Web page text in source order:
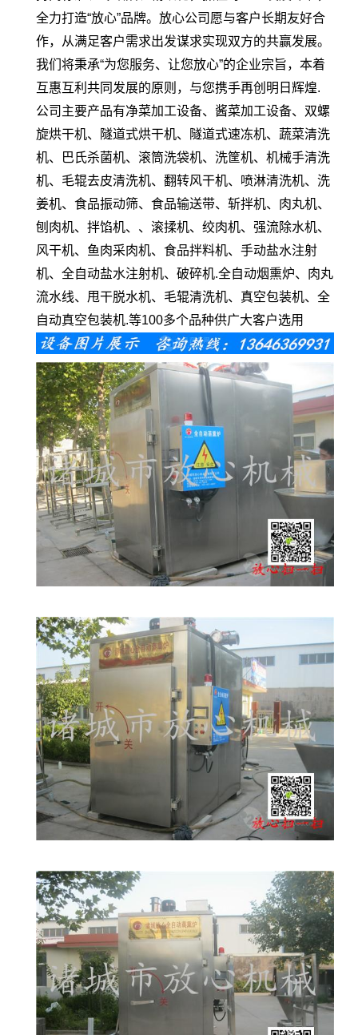
全力打造“放心”品牌。放心公司愿与客户长期友好合
作，从满足客户需求出发谋求实现双方的共赢发展。
我们将秉承“为您服务、让您放心”的企业宗旨，本着
互惠互利共同发展的原则，与您携手再创明日辉煌.
公司主要产品有净菜加工设备、酱菜加工设备、双螺
旋烘干机、隧道式烘干机、隧道式速冻机、蔬菜清洗
机、巴氏杀菌机、滚筒洗袋机、洗筐机、机械手清洗
机、毛辊去皮清洗机、翻转风干机、喷淋清洗机、洗
姜机、食品振动筛、食品输送带、斩拌机、肉丸机、
刨肉机、拌馅机、、滚揉机、绞肉机、强流除水机、
风干机、鱼肉采肉机、食品拌料机、手动盐水注射
机、全自动盐水注射机、破碎机.全自动烟熏炉、肉丸
流水线、甩干脱水机、毛辊清洗机、真空包装机、全
自动真空包装机.等100多个品种供广大客户选用